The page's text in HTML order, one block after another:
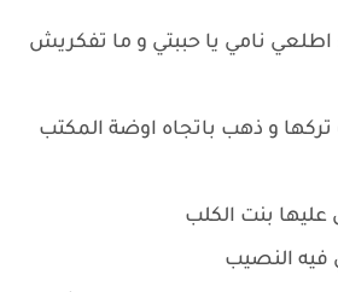
اطلعي نامي يا حببتي و ما تفكريش
و ذهب باتجاه اوضة المكتب
بنت الكلب
فيه النصيب